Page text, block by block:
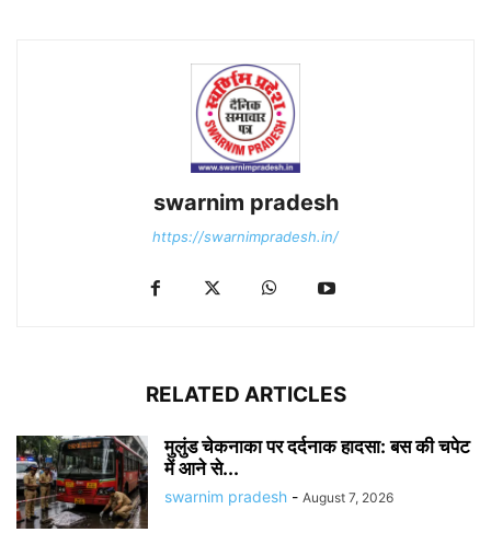
swarnim pradesh
https://swarnimpradesh.in/
RELATED ARTICLES
मुलुंड चेकनाका पर दर्दनाक हादसा: बस की चपेट
में आने से...
swarnim pradesh - August 7, 2026